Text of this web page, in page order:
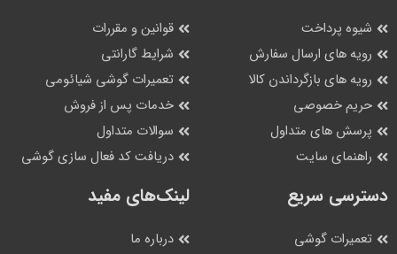
شیوه پرداخت
رویه های ارسال سفارش
رویه های بازگرداندن کالا
حریم خصوصی
پرسش های متداول
راهنمای سایت
قوانین و مقررات
شرایط گارانتی
تعمیرات گوشی شیائومی
خدمات پس از فروش
سوالات متداول
دریافت کد فعال سازی گوشی
دسترسی سریع
تعمیرات گوشی
لینک‌های مفید
درباره ما